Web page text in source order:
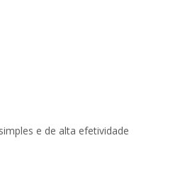
e de alta efetividade